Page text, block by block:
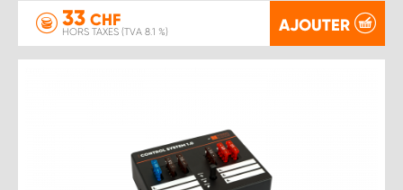
33 CHF
HORS TAXES (TVA 8.1 %) AJOUTER